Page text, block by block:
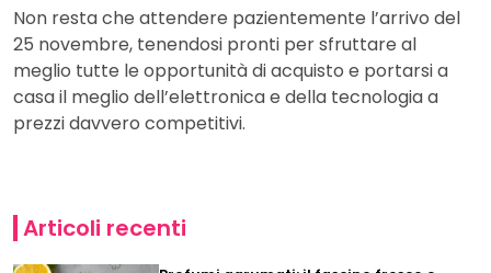
Non resta che attendere pazientemente l’arrivo del
25 novembre, tenendosi pronti per sfruttare al
meglio tutte le opportunità di acquisto e portarsi a
casa il meglio dell’elettronica e della tecnologia a
prezzi davvero competitivi.
Articoli recenti